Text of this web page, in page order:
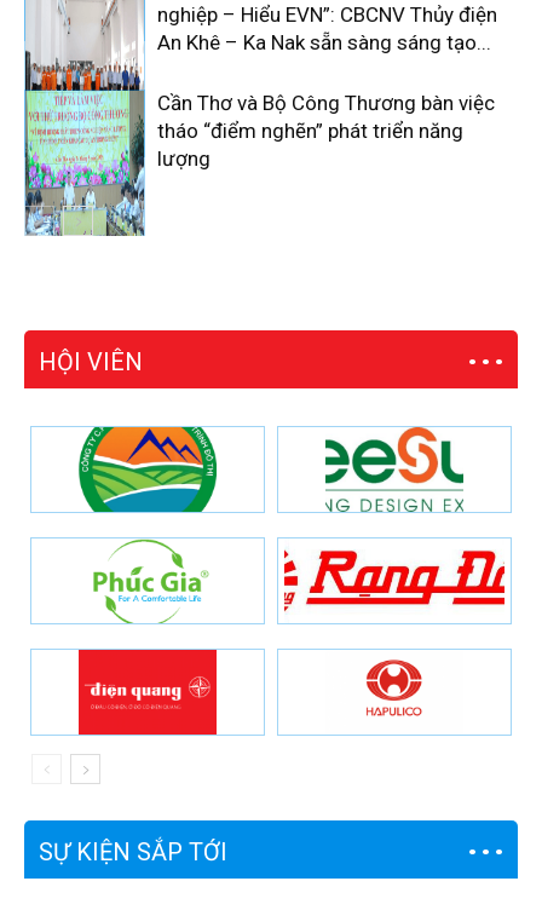
nghiệp – Hiểu EVN”: CBCNV Thủy điện
An Khê – Ka Nak sẵn sàng sáng tạo...
Cần Thơ và Bộ Công Thương bàn việc
tháo “điểm nghẽn” phát triển năng
lượng
HỘI VIÊN
SỰ KIỆN SẮP TỚI